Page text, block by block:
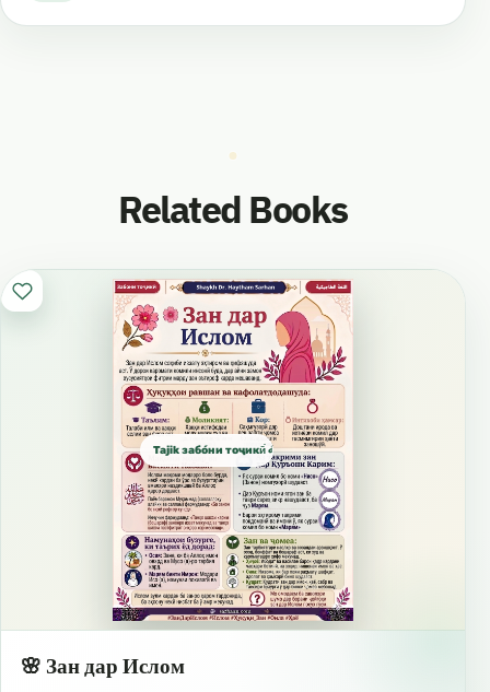
Related Books
Tajik забо́ни тоҷикӣ́ الطاجيكية
🌸 Зан дар Ислом